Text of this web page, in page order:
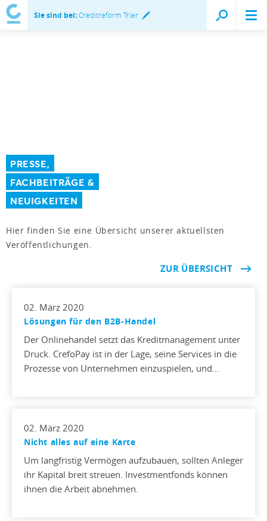
Sie sind bei:Creditreform Trier
PRESSE,
FACHBEITRÄGE &
NEUIGKEITEN
Hier finden Sie eine Übersicht unserer aktuellsten
Veröffentlichungen.
ZUR ÜBERSICHT
02. März 2020
Lösungen für den B2B-Handel
Der Onlinehandel setzt das Kreditmanagement unter
Druck. CrefoPay ist in der Lage, seine Services in die
Prozesse von Unternehmen einzuspielen, und…
02. März 2020
Nicht alles auf eine Karte
Um langfristig Vermögen aufzubauen, sollten Anleger
ihr Kapital breit streuen. Investmentfonds können
ihnen die Arbeit abnehmen.